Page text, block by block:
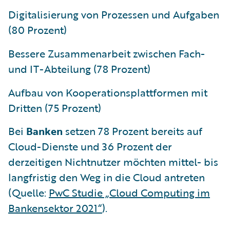
Digitalisierung von Prozessen und Aufgaben
(80 Prozent)
Bessere Zusammenarbeit zwischen Fach-
und IT-Abteilung (78 Prozent)
Aufbau von Kooperationsplattformen mit
Dritten (75 Prozent)
Bei Banken setzen 78 Prozent bereits auf
Cloud-Dienste und 36 Prozent der
derzeitigen Nichtnutzer möchten mittel- bis
langfristig den Weg in die Cloud antreten
(Quelle: PwC Studie „Cloud Computing im
Bankensektor 2021“).